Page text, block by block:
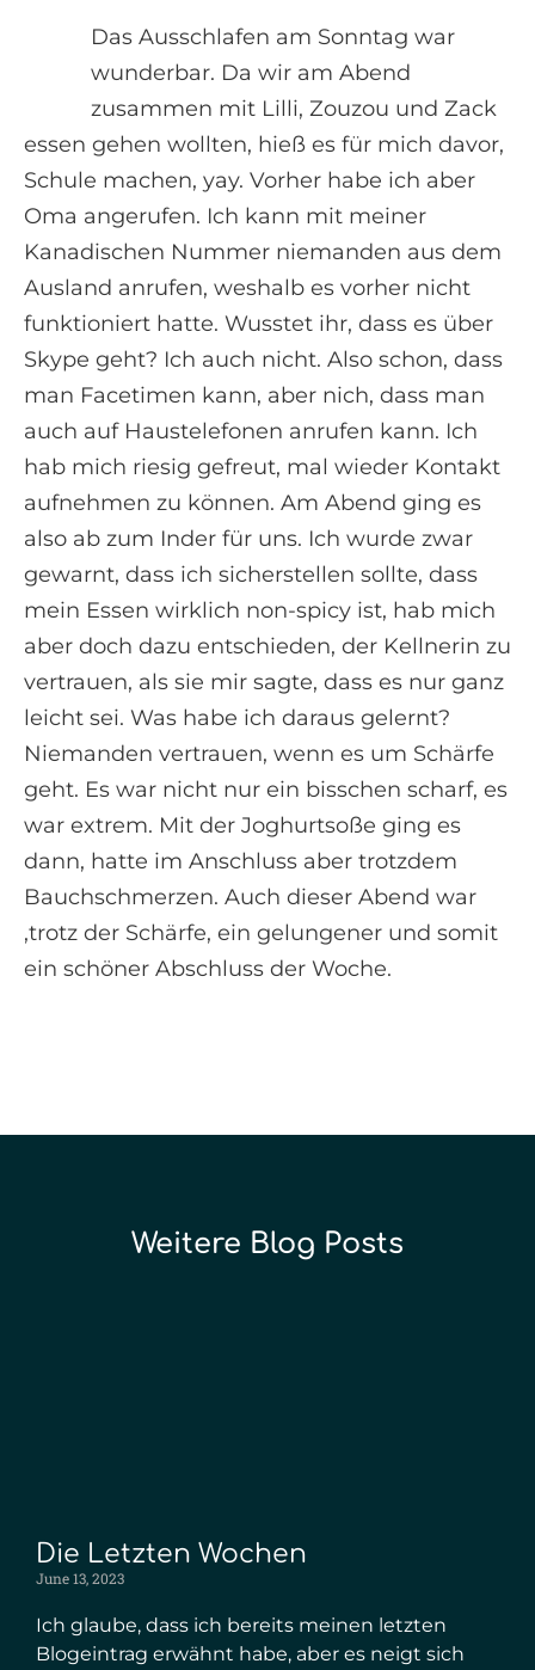
Das Ausschlafen am Sonntag war
wunderbar. Da wir am Abend
zusammen mit Lilli, Zouzou und Zack
essen gehen wollten, hieß es für mich davor,
Schule machen, yay. Vorher habe ich aber
Oma angerufen. Ich kann mit meiner
Kanadischen Nummer niemanden aus dem
Ausland anrufen, weshalb es vorher nicht
funktioniert hatte. Wusstet ihr, dass es über
Skype geht? Ich auch nicht. Also schon, dass
man Facetimen kann, aber nich, dass man
auch auf Haustelefonen anrufen kann. Ich
hab mich riesig gefreut, mal wieder Kontakt
aufnehmen zu können. Am Abend ging es
also ab zum Inder für uns. Ich wurde zwar
gewarnt, dass ich sicherstellen sollte, dass
mein Essen wirklich non-spicy ist, hab mich
aber doch dazu entschieden, der Kellnerin zu
vertrauen, als sie mir sagte, dass es nur ganz
leicht sei. Was habe ich daraus gelernt?
Niemanden vertrauen, wenn es um Schärfe
geht. Es war nicht nur ein bisschen scharf, es
war extrem. Mit der Joghurtsoße ging es
dann, hatte im Anschluss aber trotzdem
Bauchschmerzen. Auch dieser Abend war
,trotz der Schärfe, ein gelungener und somit
ein schöner Abschluss der Woche.
Weitere Blog Posts
Die Letzten Wochen
June 13, 2023
Ich glaube, dass ich bereits meinen letzten
Blogeintrag erwähnt habe, aber es neigt sich